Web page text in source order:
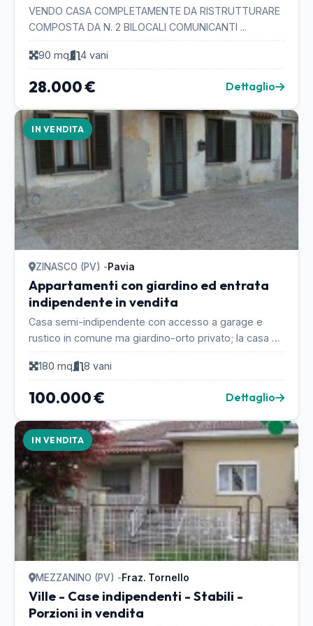
VENDO CASA COMPLETAMENTE DA RISTRUTTURARE
COMPOSTA DA N. 2 BILOCALI COMUNICANTI ...
90 mq 4 vani
28.000 € Dettaglio
IN VENDITA
ZINASCO (PV) -Pavia
Appartamenti con giardino ed entrata
indipendente in vendita
Casa semi-indipendente con accesso a garage e
rustico in comune ma giardino-orto privato; la casa ha
un doppio ingresso sia dalla strada che dal corti...
180 mq
8 vani
100.000 € Dettaglio
IN VENDITA
MEZZANINO (PV) -Fraz. Tornello
Ville - Case indipendenti - Stabili -
Porzioni in vendita